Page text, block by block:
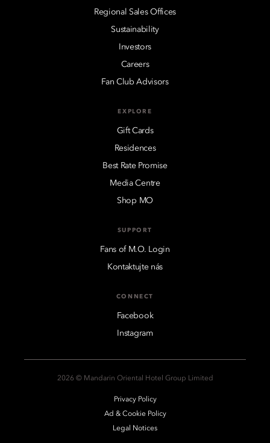
Regional Sales Offices
Sustainability
Investors
Careers
Fan Club Advisors
EXPLORE
Gift Cards
Residences
Best Rate Promise
Media Centre
Shop MO
SUPPORT
Fans of M.O. Login
Kontaktujte nás
CONNECT
Facebook
Instagram
2026 © Mandarin Oriental Hotel Group Limited
Privacy Policy
Ad & Cookie Policy
Legal Notices